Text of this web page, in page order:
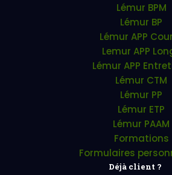
Lémur BPM
Lémur BP
Lémur APP
Lemur APP
Lémur APP
Lémur CTM
Lémur PP
Lémur ETP
Lémur PAAM
Formations
Formulaires
Déjà client ?